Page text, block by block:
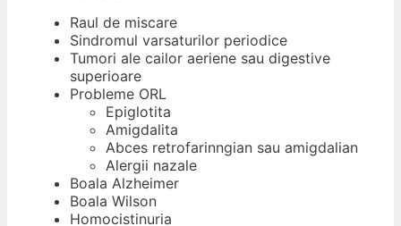
Raul de miscare
Sindromul varsaturilor periodice
Tumori ale cailor aeriene sau digestive
superioare
Probleme ORL
Epiglotita
Amigdalita
Abces retrofarinngian sau amigdalian
Alergii nazale
Boala Alzheimer
Boala Wilson
Homocistinuria